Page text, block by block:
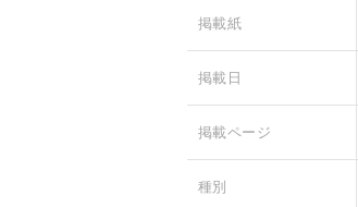
掲載紙
掲載日
掲載ページ
種別